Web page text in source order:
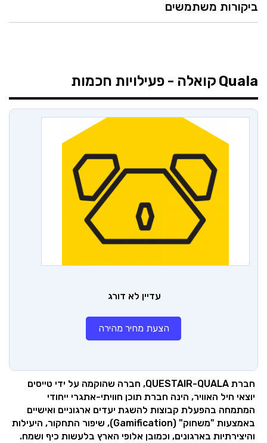
ביקורות משתמשים
Quala קואלה - פעילויות חכמות
עדיין לא דורג
הצעת מחיר מהירה
חברת QUESTAIR-QUALA, חברה שהוקמה על ידי טייסים
יוצאי חיל האוויר, הינה חברת תוכן חוויתי-אתגרי ייחודי
המתמחה בהפעלת קבוצות להשגת יעדים ארגוניים ואישיים
באמצעות "משחוק" (Gamification), שיפור התחקור, היעילות
והיצירתיות בארגונים, וכמובן אלופי הארץ בלעשות כיף ושמח.